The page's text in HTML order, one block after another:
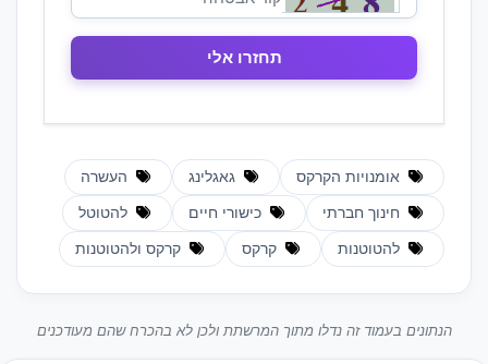
אומנויות הקרקס גאגלינג העשרה
חינוך חברתי כישורי חיים להטוטל
להטוטנות קרקס קרקס ולהטוטנות
הנתונים בעמוד זה נדלו מתוך המרשתת ולכן לא בהכרח שהם מעודכנים